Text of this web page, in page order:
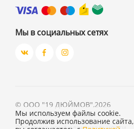
Мы в социальных сетях
© ООО "19 ДЮЙМОВ",2026
Мы используем файлы cookie.
Продолжив использование сайта,